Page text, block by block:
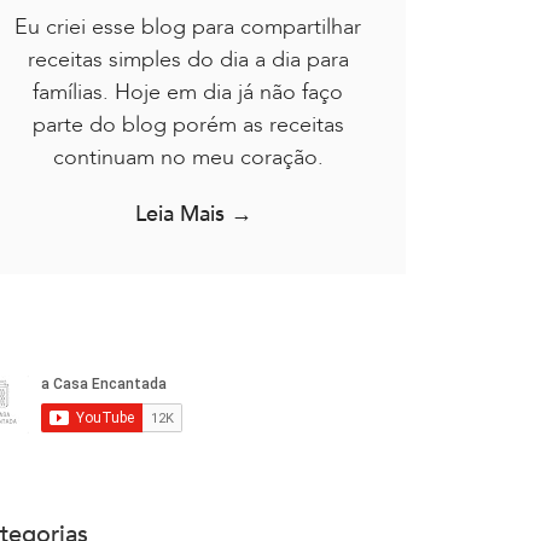
Eu criei esse blog para compartilhar
receitas simples do dia a dia para
famílias. Hoje em dia já não faço
parte do blog porém as receitas
continuam no meu coração.
Leia Mais →